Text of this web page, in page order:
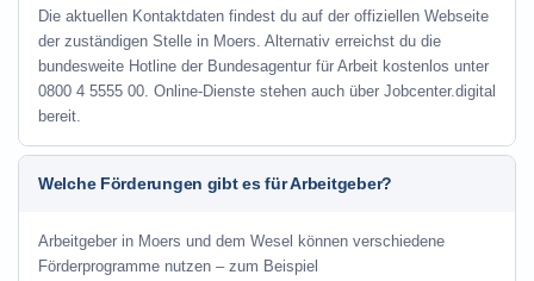
Die aktuellen Kontaktdaten findest du auf der offiziellen Webseite
der zuständigen Stelle in Moers. Alternativ erreichst du die
bundesweite Hotline der Bundesagentur für Arbeit kostenlos unter
0800 4 5555 00. Online-Dienste stehen auch über Jobcenter.digital
bereit.
Welche Förderungen gibt es für Arbeitgeber?
Arbeitgeber in Moers und dem Wesel können verschiedene
Förderprogramme nutzen – zum Beispiel